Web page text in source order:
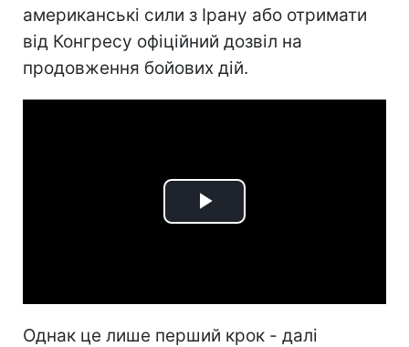
американські сили з Ірану або отримати
від Конгресу офіційний дозвіл на
продовження бойових дій.
Play
Однак це лише перший крок - далі